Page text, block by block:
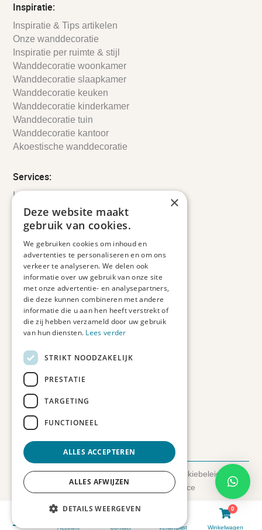
Account Contact Verlanglijst
0
Winkelwagen
Inspiratie:
Inspiratie & Tips artikelen
Onze wanddecoratie
Inspiratie per ruimte & stijl
Wanddecoratie woonkamer
Wanddecoratie slaapkamer
Wanddecoratie keuken
Wanddecoratie kinderkamer
Wanddecoratie tuin
Wanddecoratie kantoor
Akoestische wanddecoratie
Services:
Leveringsinformatie
Retourbeleid
Informatie
Veelgestelde vragen
Duurzaam ondernemen
Contact informatie
Etienne de Pinedaweg 34
3711 CH, Austerlitz
Nederland
info@fotoprintxl.nl
0343 78 58 00
KVK: 81960263
BTW: NL002708709B23
© 2026 FotoprintXL.nl-Privacyverklaring -Cookiebeleid
Disclaimer
- Gemaakt door:SyncSilo Ecommerce
×
Deze website maakt
gebruik van cookies.
We gebruiken cookies om inhoud en
advertenties te personaliseren en om ons
verkeer te analyseren. We delen ook
informatie over uw gebruik van onze site
met onze advertentie- en analysepartners,
die deze kunnen combineren met andere
informatie die u aan hen heeft verstrekt of
die zij hebben verzameld door uw gebruik
van hun diensten. Lees verder
STRIKT NOODZAKELIJK
PRESTATIE
TARGETING
FUNCTIONEEL
ALLES ACCEPTEREN
ALLES AFWIJZEN
DETAILS WEERGEVEN